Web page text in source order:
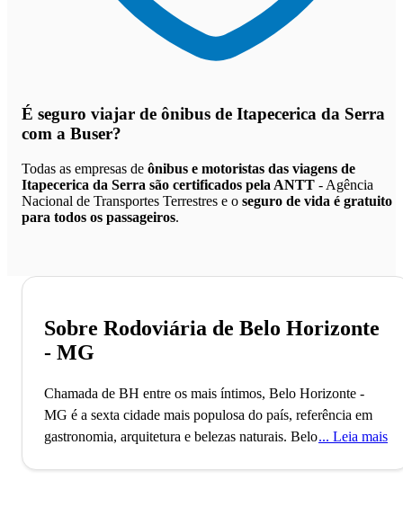
É seguro viajar de ônibus de Itapecerica da Serra
com a Buser?
Todas as empresas de ônibus e motoristas das viagens de
Itapecerica da Serra são certificados pela ANTT - Agência
Nacional de Transportes Terrestres e o seguro de vida é gratuito
para todos os passageiros.
Sobre Rodoviária de Belo Horizonte
- MG
Chamada de BH entre os mais íntimos, Belo Horizonte -
MG é a sexta cidade mais populosa do país, referência em
gastronomia, arquitetura e belezas naturais. Belo Horizonte,
Leia mais